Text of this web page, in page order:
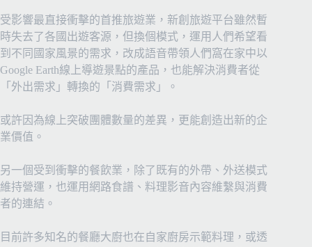
受影響最直接衝擊的首推旅遊業，新創旅遊平台雖然暫
時失去了各國出遊客源，但換個模式，運用人們希望看
到不同國家風景的需求，改成語音帶領人們窩在家中以
Google Earth線上導遊景點的產品，也能解決消費者從
「外出需求」轉換的「消費需求」。
或許因為線上突破團體數量的差異，更能創造出新的企
業價值。
另一個受到衝擊的餐飲業，除了既有的外帶、外送模式
維持營運，也運用網路食譜、料理影音內容維繫與消費
者的連結。
目前許多知名的餐廳大廚也在自家廚房示範料理，或透